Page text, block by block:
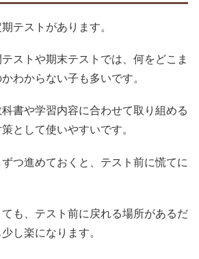
テストがあります。
ストや期末テストでは、何をどこま
わからない子も多いです。
書や学習内容に合わせて取り組める
として使いやすいです。
つ進めておくと、テスト前に慌てに
も、テスト前に戻れる場所があるだ
し楽になります。